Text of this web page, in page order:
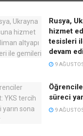
Rusya,
hizmet
tesisleri
devam
9
süreci
9